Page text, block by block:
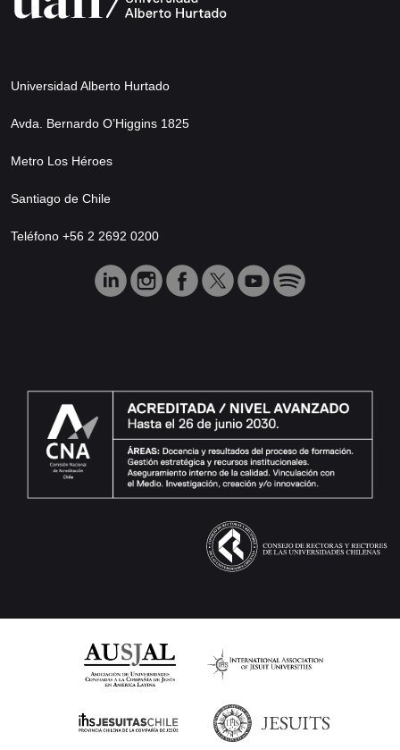
Universidad Alberto Hurtado
Avda. Bernardo O’Higgins 1825
Metro Los Héroes
Santiago de Chile
Teléfono +56 2 2692 0200